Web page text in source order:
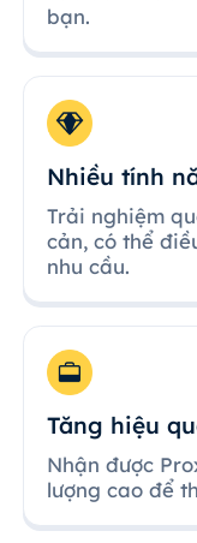
bạn.
Nhiều tính
Trải nghiệm
cản, có thể
nhu cầu.
Tăng hiệu
Nhận được
lượng cao để